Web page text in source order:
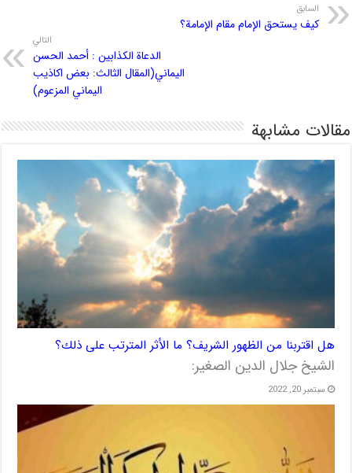
السابق
كيف يستحق الإمام مقام الإمامة؟
التالي
الدعاة الکذابین : أحمد الحسن
الیماني(المقال الثالث: بعض اكاذيب
اليماني المزعوم)
مقالات مشابهة
هل اقتربنا من الظهور الشريف؟ ما الأثر المترتب على ذلك؟
الشيخ جلال الدين الصغير:
سبتمبر 20, 2022